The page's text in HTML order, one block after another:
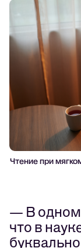
Чтение при
— В одном
что в